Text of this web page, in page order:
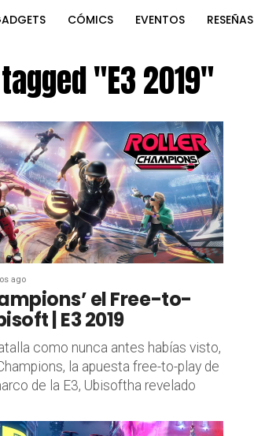
CÓMICS EVENTOS RESEÑAS
"E3 2019"
ago
el Free-to-
| E3 2019
como nunca antes habías visto,
la apuesta free-to-play de
de la E3, Ubisoftha revelado